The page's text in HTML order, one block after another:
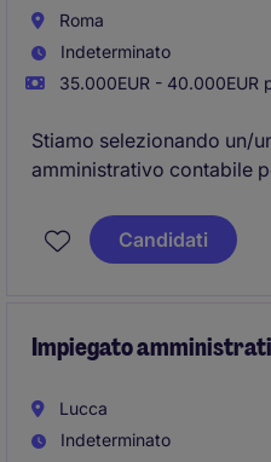
Roma
Indeterminato
35.000EUR - 40.000EUR
Stiamo selezionando un/
amministrativo contabile
La risorsa supporterà il
interfaccia con la società
Candidati
Impiegato
Lucca
Indeterminato